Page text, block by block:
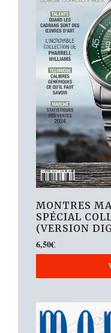
MONTRES
SPÉCIAL
(VERSION
6,50€